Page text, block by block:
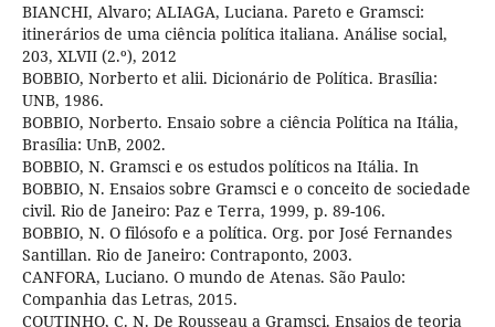
BIANCHI, Alvaro; ALIAGA, Luciana. Pareto e Gramsci:
itinerários de uma ciência política italiana. Análise social,
203, XLVII (2.º), 2012
BOBBIO, Norberto et alii. Dicionário de Política. Brasília:
UNB, 1986.
BOBBIO, Norberto. Ensaio sobre a ciência Política na Itália,
Brasília: UnB, 2002.
BOBBIO, N. Gramsci e os estudos políticos na Itália. In
BOBBIO, N. Ensaios sobre Gramsci e o conceito de sociedade
civil. Rio de Janeiro: Paz e Terra, 1999, p. 89-106.
BOBBIO, N. O filósofo e a política. Org. por José Fernandes
Santillan. Rio de Janeiro: Contraponto, 2003.
CANFORA, Luciano. O mundo de Atenas. São Paulo:
Companhia das Letras, 2015.
COUTINHO, C. N. De Rousseau a Gramsci. Ensaios de teoria